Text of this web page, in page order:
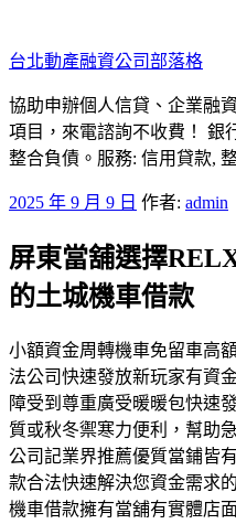
至
主
要
內
容
台北動產融資公司部落格
協助申辦個人信貸、企業融
項目，來電諮詢不收費！ 銀
整合負債。服務: 信用貸款,
發
於
2025 年 9 月 9 日 作者: admin
屏東當舖選擇
的土城機車借款
小額資金周轉機車免留車高
法公司快速發放新玩家有資
障受到尊重廣受暖暖包快速
質或秋冬禦寒力便利，幫助
公司記業界推薦優質當鋪皆
款合法快速解決您資金需求
機車借款擁有當舖有實體店